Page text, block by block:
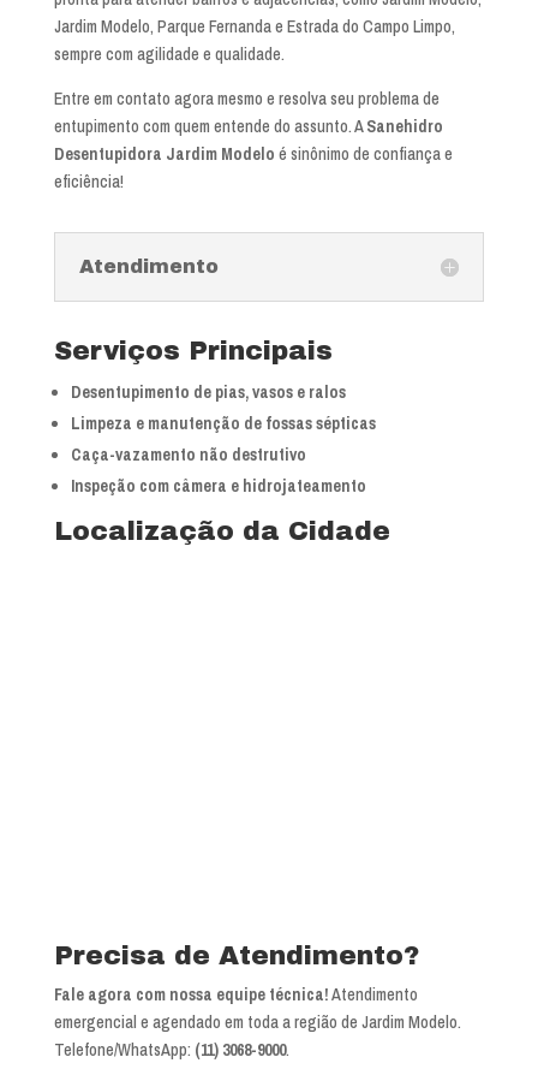
Jardim Modelo, Parque Fernanda e Estrada do Campo Limpo,
sempre com agilidade e qualidade.
Entre em contato agora mesmo e resolva seu problema de
entupimento com quem entende do assunto. ASanehidro
Desentupidora Jardim Modelo é sinônimo de confiança e
eficiência!
Atendimento
Serviços Principais
Desentupimento de pias, vasos e ralos
Limpeza e manutenção de fossas sépticas
Caça-vazamento não destrutivo
Inspeção com câmera e hidrojateamento
Localização da Cidade
Precisa de Atendimento?
Fale agora com nossa equipe técnica!Atendimento
emergencial e agendado em toda a região de Jardim Modelo.
Telefone/WhatsApp: (11) 3068-9000.